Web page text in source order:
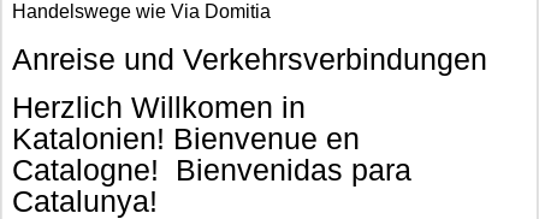
Handelswege wie Via Domitia
Anreise und Verkehrsverbindungen
Herzlich Willkomen in
Katalonien! Bienvenue en
Catalogne! Bienvenidas para
Catalunya!